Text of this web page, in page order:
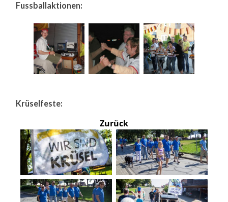
Fussballaktionen:
Krüselfeste:
Zurück